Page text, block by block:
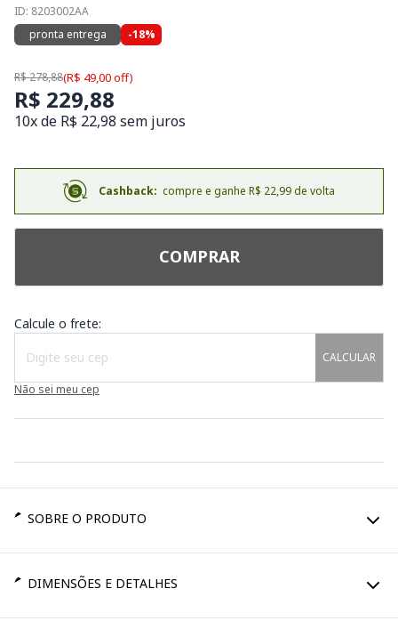
ID: 8203002AA
pronta entrega
-18%
R$ 278,88(R$ 49,00 off)
R$ 229,88
10x de R$ 22,98 sem juros
Cashback: compre e ganhe R$ 22,99 de volta
COMPRAR
Calcule o frete:
CALCULAR
Não sei meu cep
SOBRE O PRODUTO
DIMENSÕES E DETALHES